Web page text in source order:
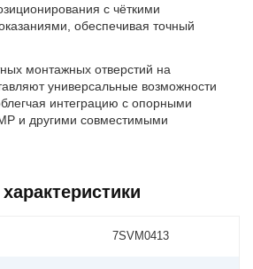
с чёткими
обеспечивая точный
монтажных отверстий на
универсальные возможности
интеграцию с опорными
и другими совместимыми
7SVM0413